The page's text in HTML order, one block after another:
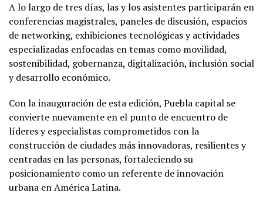
A lo largo de tres días, las y los asistentes participarán en
conferencias magistrales, paneles de discusión, espacios
de networking, exhibiciones tecnológicas y actividades
especializadas enfocadas en temas como movilidad,
sostenibilidad, gobernanza, digitalización, inclusión social
y desarrollo económico.
Con la inauguración de esta edición, Puebla capital se
convierte nuevamente en el punto de encuentro de
líderes y especialistas comprometidos con la
construcción de ciudades más innovadoras, resilientes y
centradas en las personas, fortaleciendo su
posicionamiento como un referente de innovación
urbana en América Latina.